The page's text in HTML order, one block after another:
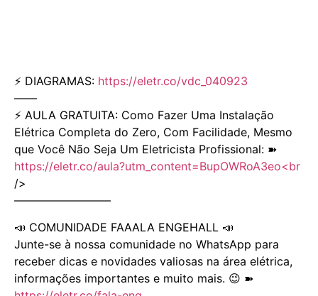
⚡️ DIAGRAMAS: https://eletr.co/vdc_040923
——
⚡ AULA GRATUITA: Como Fazer Uma Instalação
Elétrica Completa do Zero, Com Facilidade, Mesmo
que Você Não Seja Um Eletricista Profissional: ➽
https://eletr.co/aula?utm_content=BupOWRoA3eo<br
/>
————————–
📣 COMUNIDADE FAAALA ENGEHALL 📣
Junte-se à nossa comunidade no WhatsApp para
receber dicas e novidades valiosas na área elétrica,
informações importantes e muito mais. 😉 ➽